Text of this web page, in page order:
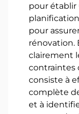
pour établir
pour
rénovation.
clairement
contraintes
consiste à
complète
et à